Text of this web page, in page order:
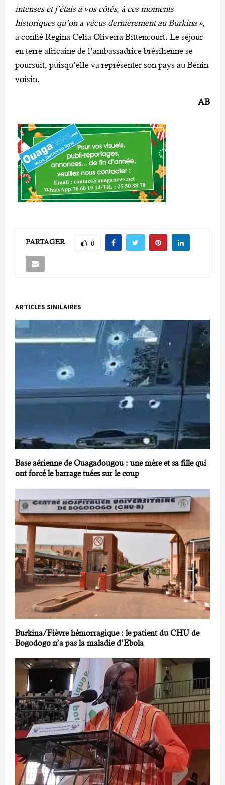
intenses et j’étais à vos côtés, à ces moments
historiques qu’on a vécus dernièrement au Burkina »,
a confié Regina Celia Oliveira Bittencourt. Le séjour
en terre africaine de l’ambassadrice brésilienne se
poursuit, puisqu’elle va représenter son pays au Bénin
voisin.
AB
PARTAGER 0
ARTICLES SIMILAIRES
Base aérienne de Ouagadougou : une mère et sa fille qui
ont forcé le barrage tuées sur le coup
Burkina/Fièvre hémorragique : le patient du CHU de
Bogodogo n’a pas la maladie d’Ebola